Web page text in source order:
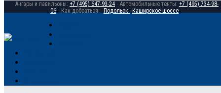
Ангары и павильоны: +7 (495) 647-93-24 Автомобильные тенты: +7 (495) 734-98-
06
Как добраться: Подольск Каширское шоссе